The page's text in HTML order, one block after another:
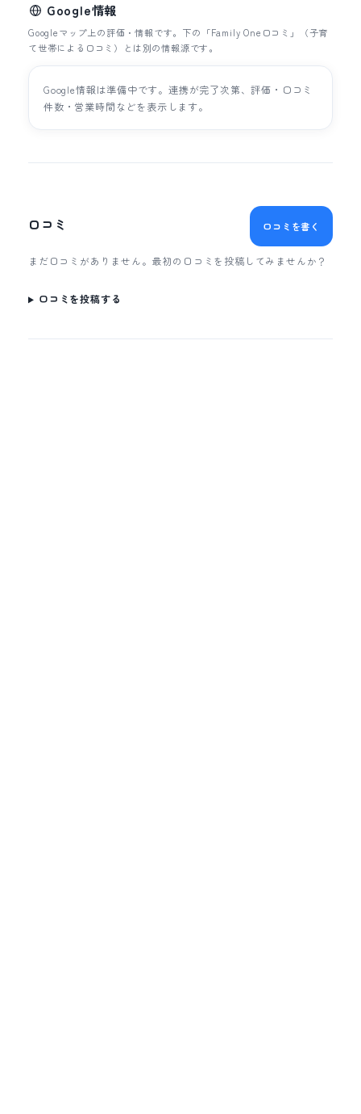
Google情報
Googleマップ上の評価・情報です。下の「Family One口コミ」（子育
て世帯による口コミ）とは別の情報源です。
Google情報は準備中です。連携が完了次第、評価・口コミ
件数・営業時間などを表示します。
口コミ 口コミを書く
まだ口コミがありません。最初の口コミを投稿してみませんか？
口コミを投稿する